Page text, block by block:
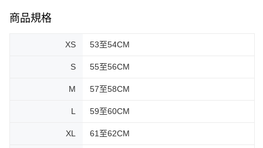
商品規格
XS 53至54CM
S 55至56CM
M 57至58CM
L 59至60CM
XL 61至62CM